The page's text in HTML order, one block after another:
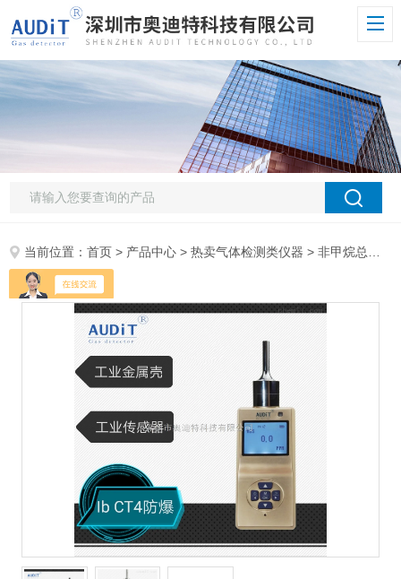
当前位置：首页 > 产品中心 >热卖气体检测类仪器 >非甲烷总烃检测仪